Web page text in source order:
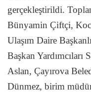
gerçekleştirildi.
Bünyamin Çiftçi,
Ulaşım Daire
Başkan Yardımcıları
Aslan, Çayırova
Dünmez, birim